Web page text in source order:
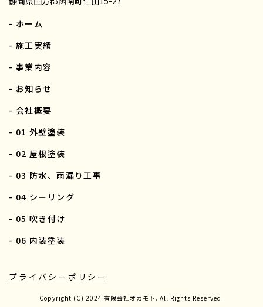
- ホーム
- 施工実績
- 事業内容
- お知らせ
- 会社概要
- 01 外壁塗装
- 02 屋根塗装
- 03 防水、雨漏り工事
- 04 シーリング
- 05 吹き付け
- 06 内装塗装
プライバシーポリシー
Copyright (C) 2024 有限会社オカモト. All Rights Reserved.